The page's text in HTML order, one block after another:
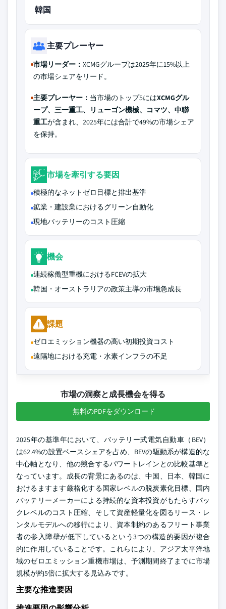
韓国
主要プレーヤー
市場リーダー： XCMGグループは2025年に15%以上
の市場シェアをリード。
主要プレーヤー： 当市場のトップ5にはXCMGグル
ープ、三一重工、リューゴン機械、コマツ、中聯
重工が含まれ、2025年には合計で49%の市場シェア
を保持。
市場を牽引する要因
積極的なネットゼロ目標と排出基準
鉱業・建設業におけるグリーン自動化
現地バッテリーのコスト圧縮
機会
連続稼働型重機におけるFCEVの拡大
韓国・オーストラリアの政策主導の市場急成長
課題
ゼロエミッション機器の高い初期投資コスト
遠隔地における充電・水素インフラの不足
市場の洞察と成長機会を得る
無料のPDFをダウンロード
2025年の基準年において、バッテリー式電気自動車（BEV）
は62.4%の設置ベースシェアを占め、BEVの駆動系が構造的な
中心軸となり、他の競合するパワートレインとの比較基準と
なっています。成長の背景にあるのは、中国、日本、韓国に
おけるますます厳格化する国家レベルの脱炭素化目標、国内
バッテリーメーカーによる持続的な資本投資がもたらすパッ
クレベルのコスト圧縮、そして資産軽量化を図るリース・レ
ンタルモデルへの移行により、資本制約のあるフリート事業
者の参入障壁が低下しているという3つの構造的要因が複合
的に作用していることです。これらにより、アジア太平洋地
域のゼロエミッション重機市場は、予測期間終了までに市場
規模が約5倍に拡大する見込みです。
主要な推進要因